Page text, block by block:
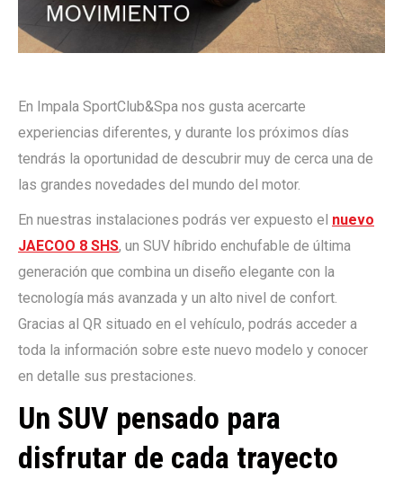
En Impala SportClub&Spa nos gusta acercarte
experiencias diferentes, y durante los próximos días
tendrás la oportunidad de descubrir muy de cerca una de
las grandes novedades del mundo del motor.
En nuestras instalaciones podrás ver expuesto el nuevo
JAECOO 8 SHS, un SUV híbrido enchufable de última
generación que combina un diseño elegante con la
tecnología más avanzada y un alto nivel de confort.
Gracias al QR situado en el vehículo, podrás acceder a
toda la información sobre este nuevo modelo y conocer
en detalle sus prestaciones.
Un SUV pensado para
disfrutar de cada trayecto